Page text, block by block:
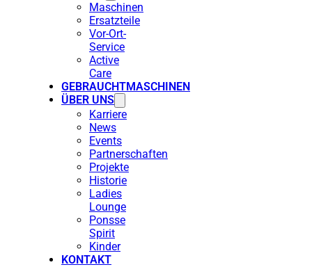
Maschinen
Ersatzteile
Vor-Ort-
Service
Active
Care
GEBRAUCHTMASCHINEN
ÜBER UNS
Karriere
News
Events
Partnerschaften
Projekte
Historie
Ladies
Lounge
Ponsse
Spirit
Kinder
KONTAKT